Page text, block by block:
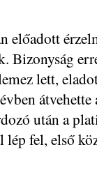
előadott
Bizonyság
lett,
után a
fel, első